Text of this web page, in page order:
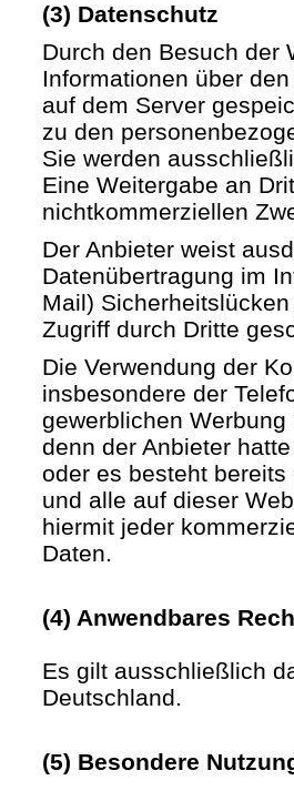
(3) Datenschutz
Durch den Besuch der
Informationen über
auf dem Server
zu den
Sie werden
Eine Weitergabe an
nichtkommerziellen
Der Anbieter weist
Datenübertragung im
Mail)
Zugriff durch Dritte
Die Verwendung der
insbesondere der
gewerblichen
denn der Anbieter
oder es besteht
und alle auf dieser
hiermit jeder
Daten.
(4) Anwendbares
Es gilt ausschließlich
Deutschland.
(5) Besondere